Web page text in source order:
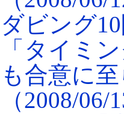
ダビング
「タイミ
も合意に
（2008/06/